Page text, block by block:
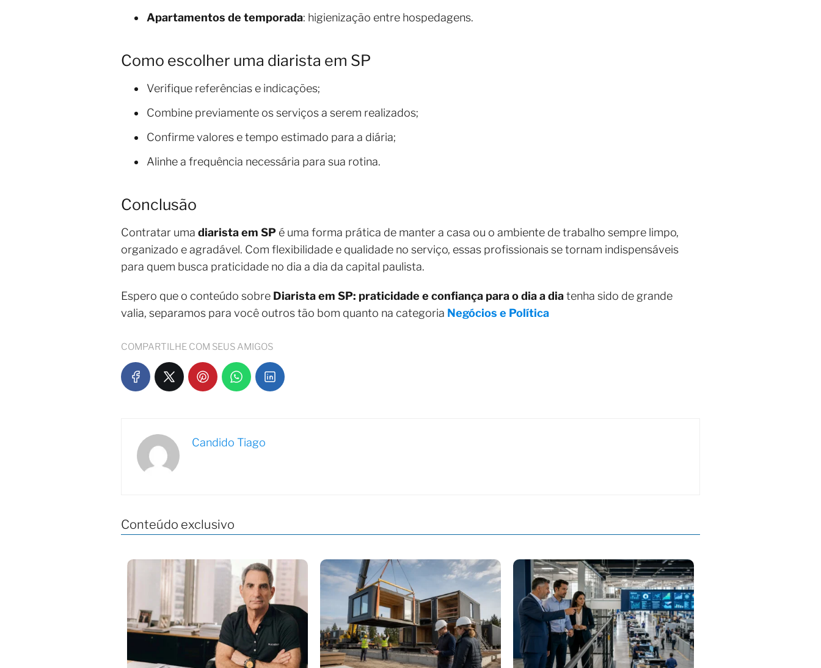
Apartamentos de temporada: higienização entre hospedagens.
Como escolher uma diarista em SP
Verifique referências e indicações;
Combine previamente os serviços a serem realizados;
Confirme valores e tempo estimado para a diária;
Alinhe a frequência necessária para sua rotina.
Conclusão
Contratar uma diarista em SP é uma forma prática de manter a casa ou o ambiente de trabalho sempre limpo,
organizado e agradável. Com flexibilidade e qualidade no serviço, essas profissionais se tornam indispensáveis
para quem busca praticidade no dia a dia da capital paulista.
Espero que o conteúdo sobre Diarista em SP: praticidade e confiança para o dia a diatenha sido de grande
valia, separamos para você outros tão bom quanto na categoria Negócios e Política
COMPARTILHE COM SEUS AMIGOS
Candido Tiago
Conteúdo exclusivo